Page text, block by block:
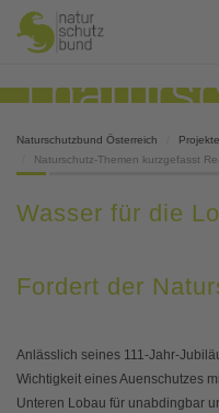
Naturschutzbund Österreich
Naturschutz-Themen kurzgefasst
Wasser für die
Fordert der
Anlässlich seines 111-Jahr-
Wichtigkeit eines Auenschutzes
Unteren Lobau für unabdingbar